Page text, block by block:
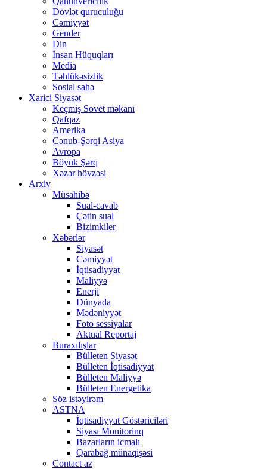
Dövlət quruculuğu
Cəmiyyət
Gender
Din
İnsan Hüquqları
Media
Təhlükəsizlik
Sosial sahə
Xarici Siyasət
Keçmiş Sovet məkanı
Qafqaz
Amerika
Cənub-Şərqi Asiya
Avropa
Böyük Şərq
Xəzər hövzəsi
Arxiv
Müsahibə
Sual-cavab
Çətin sual
Bizimkiler
Xəbərlər
Siyasət
Cəmiyyət
İqtisadiyyat
Maliyyə
Enerji
Dünyada
Mədəniyyət
Foto sessiyalar
Aktual Reportaj
Buraxılışlar
Bülleten Siyasət
Bülleten İqtisadiyyat
Bülleten Maliyyə
Bülleten Energetika
Söz istəyirəm
ASTNA
İqtisadiyyat Göstəriciləri
Siyası Monitorinq
Bazarların icmalı
Qarabağ münaqişəsi
Contact az